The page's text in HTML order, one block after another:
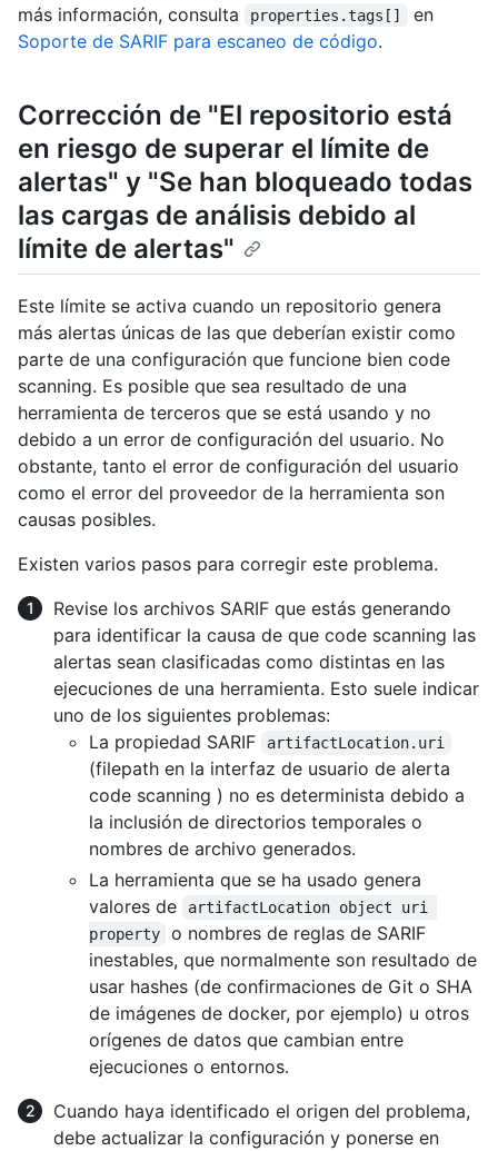
más información, consulta
properties.tags[]
en
Soporte de SARIF para escaneo de código.
Corrección de "El repositorio está
en riesgo de superar el límite de
alertas" y "Se han bloqueado todas
las cargas de análisis debido al
límite de alertas"
Este límite se activa cuando un repositorio genera
más alertas únicas de las que deberían existir como
parte de una configuración que funcione bien code
scanning. Es posible que sea resultado de una
herramienta de terceros que se está usando y no
debido a un error de configuración del usuario. No
obstante, tanto el error de configuración del usuario
como el error del proveedor de la herramienta son
causas posibles.
Existen varios pasos para corregir este problema.
Revise los archivos SARIF que estás generando
para identificar la causa de que code scanning las
alertas sean clasificadas como distintas en las
ejecuciones de una herramienta. Esto suele indicar
uno de los siguientes problemas:
La propiedad SARIF
artifactLocation.uri
(filepath en la interfaz de usuario de alerta
code scanning ) no es determinista debido a
la inclusión de directorios temporales o
nombres de archivo generados.
La herramienta que se ha usado genera
valores de
artifactLocation object uri
property
o nombres de reglas de SARIF
inestables, que normalmente son resultado de
usar hashes (de confirmaciones de Git o SHA
de imágenes de docker, por ejemplo) u otros
orígenes de datos que cambian entre
ejecuciones o entornos.
Cuando haya identificado el origen del problema,
debe actualizar la configuración y ponerse en